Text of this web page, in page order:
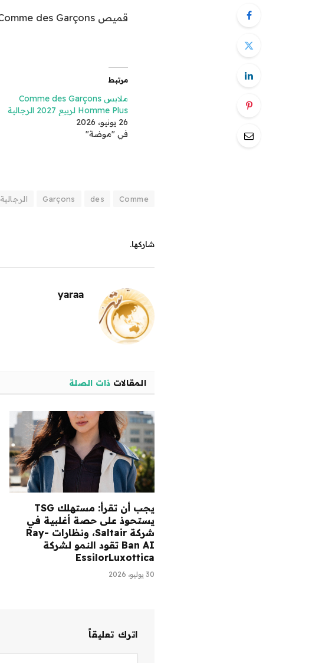
قميص Comme des Garçons لربيع 2027 للملابس الرجالية
مرتبط
ملابس Comme des Garçons
Homme Plus لربيع 2027 الرجالية
26 يونيو، 2026
في "موضة"
Comme
des
Garçons الرجالية
شاركها.
yaraa
المقالات ذات الصلة
يجب أن تقرأ: مستهلك TSG
يستحوذ على حصة أغلبية في
شركة Saltair، ونظارات Ray-
Ban AI تقود النمو لشركة
EssilorLuxottica
30 يوليو، 2026
اترك تعليقاً